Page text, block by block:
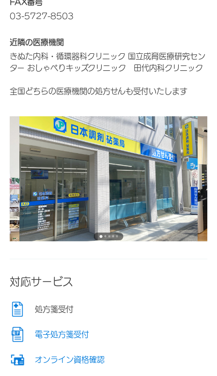
FAX番号
03-5727-8503
近隣の医療機関
きぬた内科・循環器科クリニック 国立成育医療研究セン
ター おしゃべりキッズクリニック 田代内科クリニック
全国どちらの医療機関の処方せんも受付いたします
対応サービス
処方箋受付
電子処方箋受付
オンライン資格確認